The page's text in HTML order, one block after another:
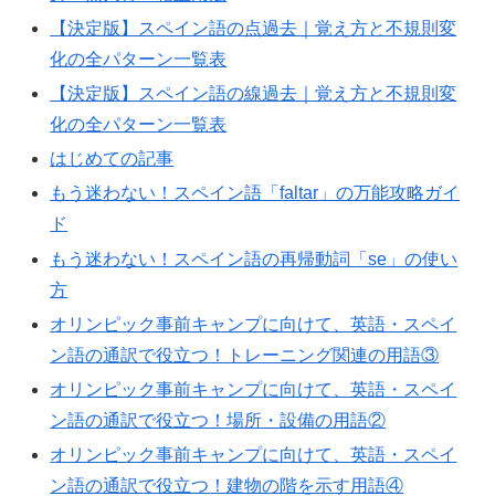
【決定版】スペイン語の点過去｜覚え方と不規則変
化の全パターン一覧表
【決定版】スペイン語の線過去｜覚え方と不規則変
化の全パターン一覧表
はじめての記事
もう迷わない！スペイン語「faltar」の万能攻略ガイ
ド
もう迷わない！スペイン語の再帰動詞「se」の使い
方
オリンピック事前キャンプに向けて、英語・スペイ
ン語の通訳で役立つ！トレーニング関連の用語③
オリンピック事前キャンプに向けて、英語・スペイ
ン語の通訳で役立つ！場所・設備の用語②
オリンピック事前キャンプに向けて、英語・スペイ
ン語の通訳で役立つ！建物の階を示す用語④